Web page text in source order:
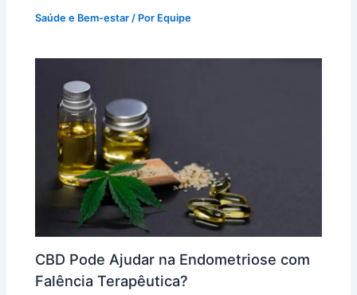
Saúde e Bem-estar / Por Equipe
CBD Pode Ajudar na Endometriose com
Falência Terapêutica?